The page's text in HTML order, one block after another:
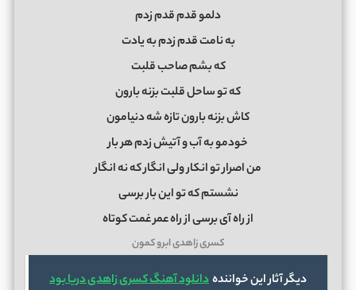
دلمو قدم قدم زدم
به نامت قدم زدم به یادت
که بشم صاحب قلبت
که تو ساحل قلبت بزنه بارون
کاش بزنه بارون تازه شه دنیامون
خودمو به آب و آتیش زدم هر بار
من اصرار تو انکار ولی انگار که نه انگار
نشستم که تو این بار برسی
از راه آی برسی از راه عمر غمت کوتاه
کسری زاهدی ابرو کمون
دیگر آثار این خوانندهدانلود آهنگ کسری زاهدی دریا بود